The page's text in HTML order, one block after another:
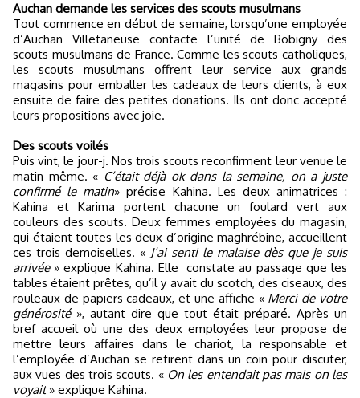
Auchan demande les services des scouts musulmans
Tout commence en début de semaine, lorsqu’une employée
d’Auchan Villetaneuse contacte l’unité de Bobigny des
scouts musulmans de France. Comme les scouts catholiques,
les scouts musulmans offrent leur service aux grands
magasins pour emballer les cadeaux de leurs clients, à eux
ensuite de faire des petites donations. Ils ont donc accepté
leurs propositions avec joie.
Des scouts voilés
Puis vint, le jour-j. Nos trois scouts reconfirment leur venue le
matin même. « C’était déjà ok dans la semaine, on a juste
confirmé le matin» précise Kahina. Les deux animatrices :
Kahina et Karima portent chacune un foulard vert aux
couleurs des scouts. Deux femmes employées du magasin,
qui étaient toutes les deux d’origine maghrébine, accueillent
ces trois demoiselles. « J’ai senti le malaise dès que je suis
arrivée» explique Kahina. Elle constate au passage que les
tables étaient prêtes, qu’il y avait du scotch, des ciseaux, des
rouleaux de papiers cadeaux, et une affiche « Merci de votre
générosité», autant dire que tout était préparé. Après un
bref accueil où une des deux employées leur propose de
mettre leurs affaires dans le chariot, la responsable et
l’employée d’Auchan se retirent dans un coin pour discuter,
aux vues des trois scouts. « On les entendait pas mais on les
voyait» explique Kahina.